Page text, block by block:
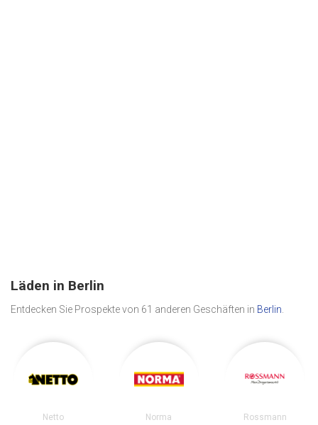
Läden in Berlin
Entdecken Sie Prospekte von 61 anderen Geschäften in Berlin
Netto Norma Rossmann